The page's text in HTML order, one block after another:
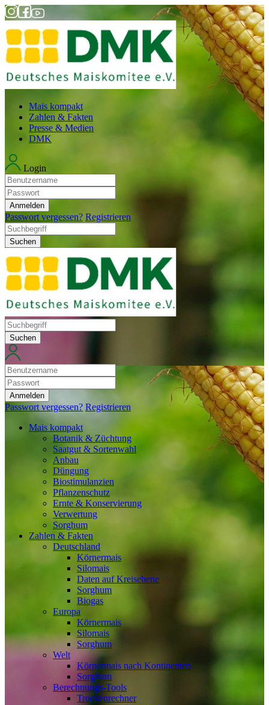
Mais kompakt
Zahlen & Fakten
Presse & Medien
DMK
Login
Anmelden
Passwort vergessen? Registrieren
Suchen
Suchen
Anmelden
Passwort vergessen? Registrieren
Mais kompakt
Botanik & Züchtung
Saatgut & Sortenwahl
Anbau
Düngung
Biostimulanzien
Pflanzenschutz
Ernte & Konservierung
Verwertung
Sorghum
Zahlen & Fakten
Deutschland
Körnermais
Silomais
Daten auf Kreisebene
Sorghum
Biogas
Europa
Körnermais
Silomais
Sorghum
Welt
Körnermais nach Kontinenten
Sorghum
Berechnungs-Tools
Trockenrechner